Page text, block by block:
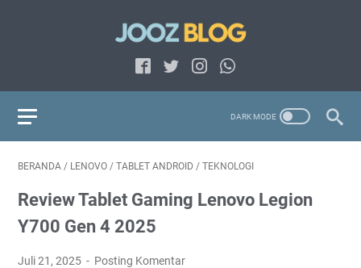
BERANDA / LENOVO / TABLET ANDROID / TEKNOLOGI
Review Tablet Gaming Lenovo Legion
Y700 Gen 4 2025
Juli 21, 2025 Posting Komentar